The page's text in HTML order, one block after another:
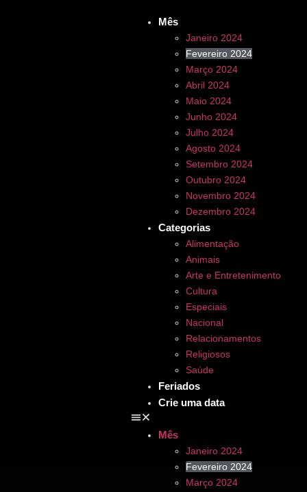
Mês
Janeiro 2024
Fevereiro 2024
Março 2024
Abril 2024
Maio 2024
Junho 2024
Julho 2024
Agosto 2024
Setembro 2024
Outubro 2024
Novembro 2024
Dezembro 2024
Categorias
Alimentação
Animais
Arte e Entretenimento
Cultura
Especiais
Nacional
Relacionamentos
Religiosos
Saúde
Feriados
Crie uma data
Mês
Janeiro 2024
Fevereiro 2024
Março 2024